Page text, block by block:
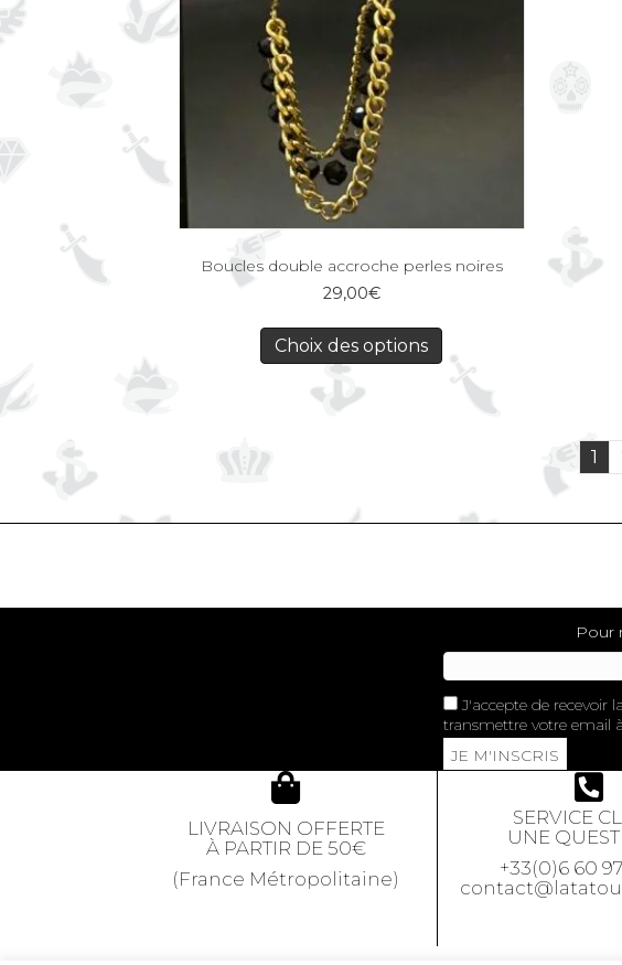
Boucles double accroche perles noires
29,00€
Choix des options
1
Pour
J'accepte de recevoir
transmettre votre email
JE M'INSCRIS
LIVRAISON OFFERTE
À PARTIR DE 50€
(France Métropolitaine)
SERVICE
UNE
+33(0)6 60